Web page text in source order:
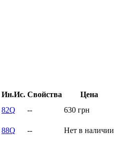
Ин.Ис. Свойства Цена
82Q -- 630 грн
88Q -- Нет в наличии